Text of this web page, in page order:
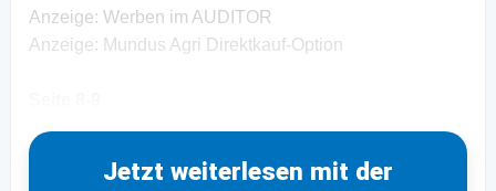
Anzeige: Werben im AUDITOR
Anzeige: Mundus Agri Direktkauf-Option
Jetzt weiterlesen mit der